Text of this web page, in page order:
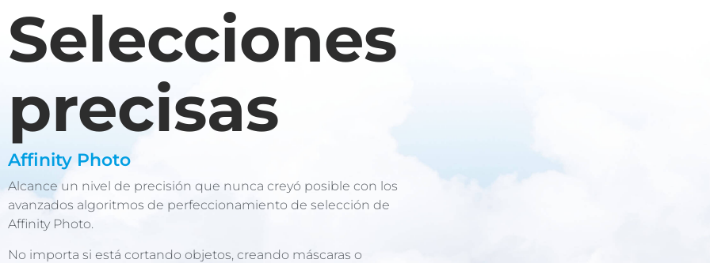
Selecciones
precisas
Affinity Photo
Alcance un nivel de precisión que nunca creyó posible con los
avanzados algoritmos de perfeccionamiento de selección de
Affinity Photo.
No importa si está cortando objetos, creando máscaras o